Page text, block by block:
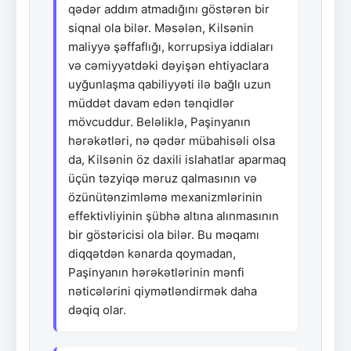
qədər addım atmadığını göstərən bir
siqnal ola bilər. Məsələn, Kilsənin
maliyyə şəffaflığı, korrupsiya iddiaları
və cəmiyyətdəki dəyişən ehtiyaclara
uyğunlaşma qabiliyyəti ilə bağlı uzun
müddət davam edən tənqidlər
mövcuddur. Beləliklə, Paşinyanın
hərəkətləri, nə qədər mübahisəli olsa
da, Kilsənin öz daxili islahatlar aparmaq
üçün təzyiqə məruz qalmasının və
özünütənzimləmə mexanizmlərinin
effektivliyinin şübhə altına alınmasının
bir göstəricisi ola bilər. Bu məqamı
diqqətdən kənarda qoymadan,
Paşinyanın hərəkətlərinin mənfi
nəticələrini qiymətləndirmək daha
dəqiq olar.